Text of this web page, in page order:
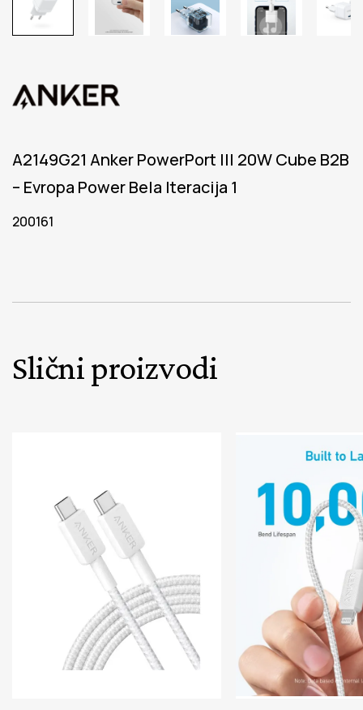
A2149G21 Anker PowerPort III 20W Cube B2B
– Evropa Power Bela Iteracija 1
200161
Slični proizvodi